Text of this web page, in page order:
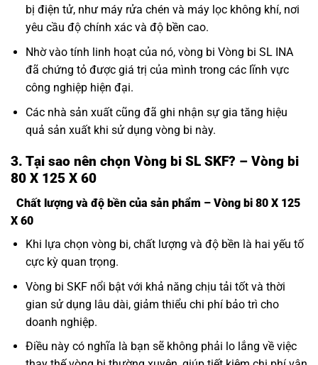
bị điện tử, như máy rửa chén và máy lọc không khí, nơi
yêu cầu độ chính xác và độ bền cao.
Nhờ vào tính linh hoạt của nó, vòng bi Vòng bi SL INA
đã chứng tỏ được giá trị của mình trong các lĩnh vực
công nghiệp hiện đại.
Các nhà sản xuất cũng đã ghi nhận sự gia tăng hiệu
quả sản xuất khi sử dụng vòng bi này.
3. Tại sao nên chọn Vòng bi SL SKF? – Vòng bi
80 X 125 X 60
Chất lượng và độ bền của sản phẩm – Vòng bi 80 X 125
X 60
Khi lựa chọn vòng bi, chất lượng và độ bền là hai yếu tố
cực kỳ quan trọng.
Vòng bi SKF nổi bật với khả năng chịu tải tốt và thời
gian sử dụng lâu dài, giảm thiểu chi phí bảo trì cho
doanh nghiệp.
Điều này có nghĩa là bạn sẽ không phải lo lắng về việc